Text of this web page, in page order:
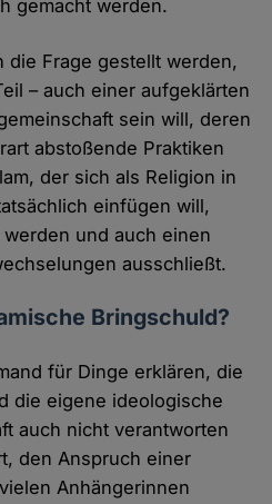
gemacht werden.
die Frage gestellt werden,
– auch einer aufgeklärten
sein will, deren
abstoßende Praktiken
der sich als Religion in
einfügen will,
und auch einen
ausschließt.
Bringschuld?
für Dinge erklären, die
die eigene ideologische
auch nicht verantworten
den Anspruch einer
Anhängerinnen